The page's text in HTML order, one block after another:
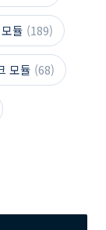
듈 (189)
모듈 (68)